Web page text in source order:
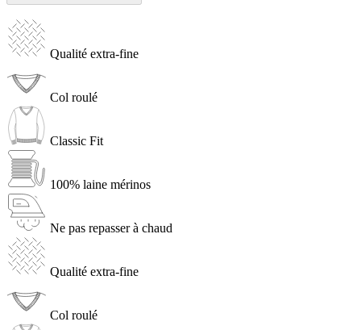
Qualité extra-fine
Col roulé
Classic Fit
100% laine mérinos
Ne pas repasser à chaud
Qualité extra-fine
Col roulé